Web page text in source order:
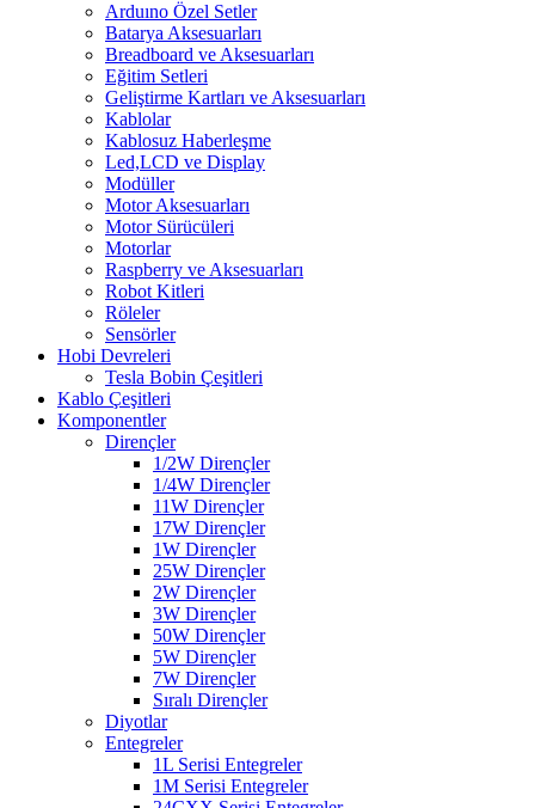
Arduıno Özel Setler
Batarya Aksesuarları
Breadboard ve Aksesuarları
Eğitim Setleri
Geliştirme Kartları ve Aksesuarları
Kablolar
Kablosuz Haberleşme
Led,LCD ve Display
Modüller
Motor Aksesuarları
Motor Sürücüleri
Motorlar
Raspberry ve Aksesuarları
Robot Kitleri
Röleler
Sensörler
Hobi Devreleri
Tesla Bobin Çeşitleri
Kablo Çeşitleri
Komponentler
Dirençler
1/2W Dirençler
1/4W Dirençler
11W Dirençler
17W Dirençler
1W Dirençler
25W Dirençler
2W Dirençler
3W Dirençler
50W Dirençler
5W Dirençler
7W Dirençler
Sıralı Dirençler
Diyotlar
Entegreler
1L Serisi Entegreler
1M Serisi Entegreler